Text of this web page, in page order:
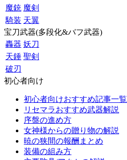
魔銃 魔剣
騎装 天翼
宝刀武器(多段化&バフ武器)
轟器 妖刀
天錘 聖剣
破刃
初心者向け
初心者向けおすすめ記事一覧
リセマラおすすめ武器解説
序盤の進め方
女神様からの贈り物の解説
暁の狭間の報酬まとめ
装備の組み方